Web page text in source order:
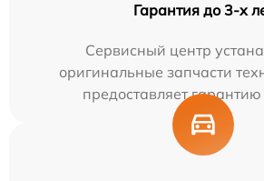
Гарантия до 3-х
Сервисный центр
оригинальные запчасти
предоставляет гарантию